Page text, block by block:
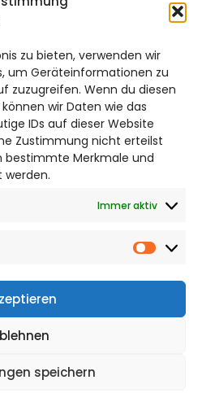
zu bieten, verwenden wir
um Geräteinformationen zu
zuzugreifen. Wenn du diesen
wir Daten wie das
IDs auf dieser Website
Zustimmung nicht erteilst
bestimmte Merkmale und
Immer aktiv
speichern
FÜR HILDESHEIM